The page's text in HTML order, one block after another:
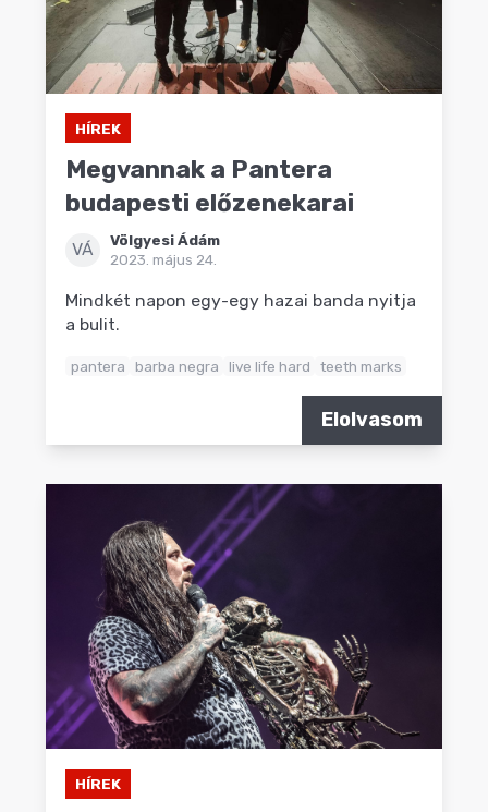
HÍREK
Megvannak a Pantera
budapesti előzenekarai
VÁ
Völgyesi Ádám
2023. május 24.
Mindkét napon egy-egy hazai banda nyitja
a bulit.
pantera barba negra live life hard teeth marks
Elolvasom
HÍREK